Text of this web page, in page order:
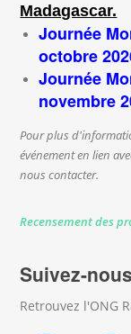
Madagascar.
Journée
octobre
Journée
novembre
Pour plus
événement en lien
nous contacter.
Recensement des
Suivez-
Retrouvez l'ONG